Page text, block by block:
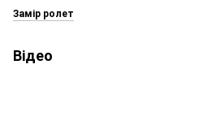
Замір ролет
Відео